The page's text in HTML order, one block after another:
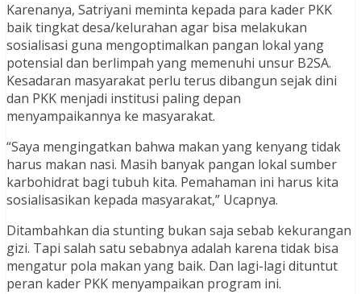
Karenanya, Satriyani meminta kepada para kader PKK
baik tingkat desa/kelurahan agar bisa melakukan
sosialisasi guna mengoptimalkan pangan lokal yang
potensial dan berlimpah yang memenuhi unsur B2SA.
Kesadaran masyarakat perlu terus dibangun sejak dini
dan PKK menjadi institusi paling depan
menyampaikannya ke masyarakat.
“Saya mengingatkan bahwa makan yang kenyang tidak
harus makan nasi. Masih banyak pangan lokal sumber
karbohidrat bagi tubuh kita. Pemahaman ini harus kita
sosialisasikan kepada masyarakat,” Ucapnya.
Ditambahkan dia stunting bukan saja sebab kekurangan
gizi. Tapi salah satu sebabnya adalah karena tidak bisa
mengatur pola makan yang baik. Dan lagi-lagi dituntut
peran kader PKK menyampaikan program ini.